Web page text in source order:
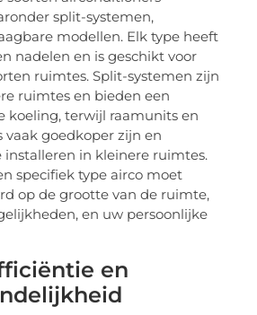
split-systemen,
modellen. Elk type heeft
nadelen en is geschikt voor
ruimtes. Split-systemen zijn
ruimtes en bieden een
koeling, terwijl raamunits en
vaak goedkoper zijn en
in kleinere ruimtes.
specifiek type airco moet
op de grootte van de ruimte,
en uw persoonlijke
en